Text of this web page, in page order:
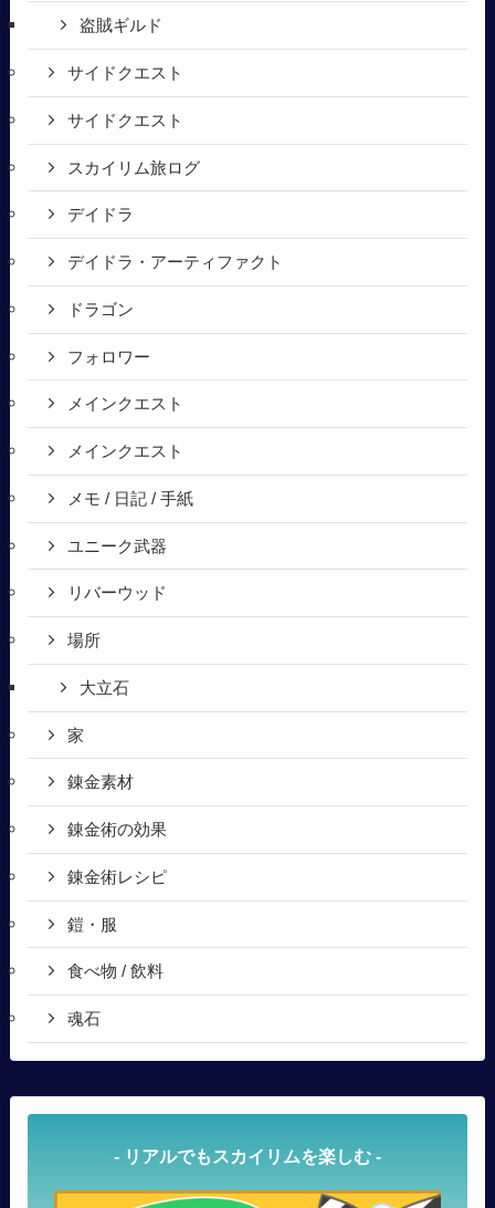
盗賊ギルド
サイドクエスト
サイドクエスト
スカイリム旅ログ
デイドラ
デイドラ・アーティファクト
ドラゴン
フォロワー
メインクエスト
メインクエスト
メモ / 日記 / 手紙
ユニーク武器
リバーウッド
場所
大立石
家
錬金素材
錬金術の効果
錬金術レシピ
鎧・服
食べ物 / 飲料
魂石
- リアルでもスカイリムを楽しむ -